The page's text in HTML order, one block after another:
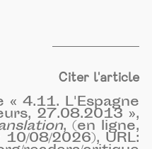
Citer l'article
4.11. L'Espagne
27.08.2013 »,
, (en ligne,
08/2026), URL: